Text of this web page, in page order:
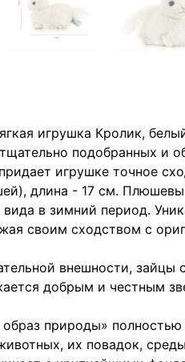
игрушка Кролик,
подобранных и
игрушке точное
длина - 17 см.
вида в зимний период.
своим сходством с
внешности,
добрым и честным
образ природы»
их повадок,